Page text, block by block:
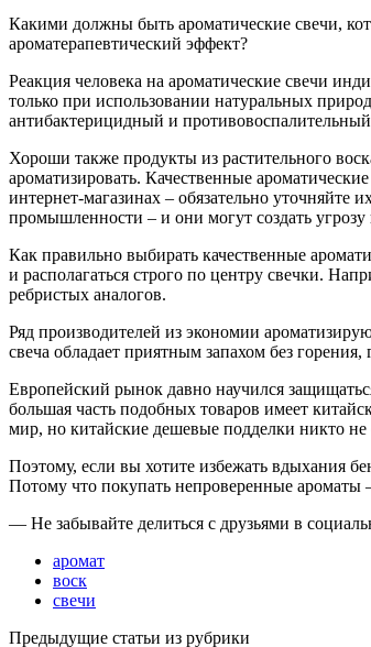
Какими должны быть ароматические свечи,
ароматерапевтический эффект?
Реакция человека на ароматические свечи
только при использовании натуральных
антибактерицидный и
Хороши также продукты из растительного
ароматизировать. Качественные
интернет-магазинах – обязательно
промышленности – и они могут создать
Как правильно выбирать качественные
и располагаться строго по центру свечки.
ребристых аналогов.
Ряд производителей из экономии
свеча обладает приятным запахом без
Европейский рынок давно научился
большая часть подобных товаров имеет
мир, но китайские дешевые подделки никто
Поэтому, если вы хотите избежать вдыхания
Потому что покупать непроверенные ароматы
— Не забывайте делиться с друзьями в
аромат
воск
свечи
Предыдущие статьи из рубрики